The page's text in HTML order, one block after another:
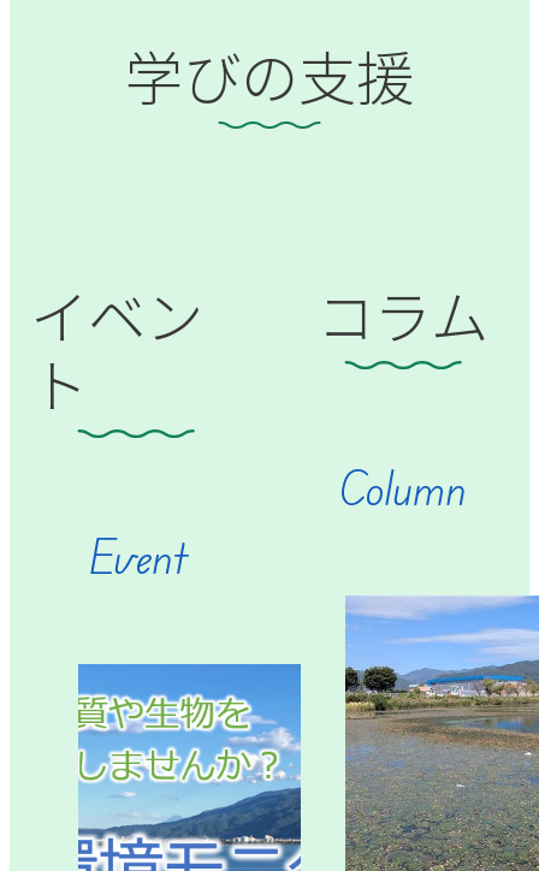
学びの支援
イベン
ト
Event
コラム
Column